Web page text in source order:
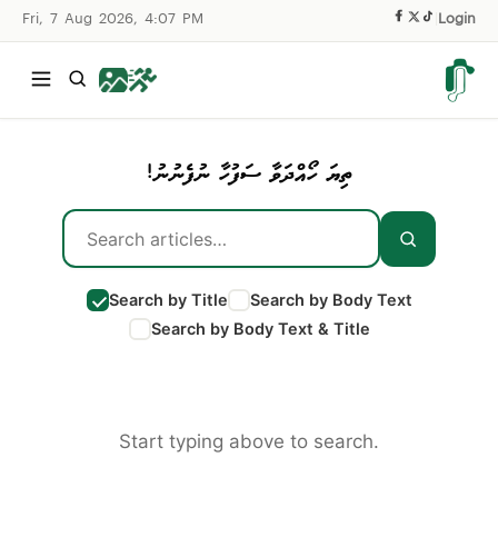
Fri, 7 Aug 2026, 4:07 PM Login
ތިޔަ ހޯއްދަވާ ސަފުހާ ނުފެނުނު!
Search by Title
Search by Body Text
Search by Body Text & Title
Start typing above to search.